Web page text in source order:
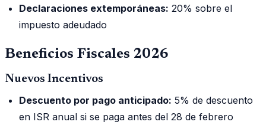
Declaraciones extemporáneas: 20% sobre el
impuesto adeudado
Beneficios Fiscales 2026
Nuevos Incentivos
Descuento por pago anticipado: 5% de descuento
en ISR anual si se paga antes del 28 de febrero